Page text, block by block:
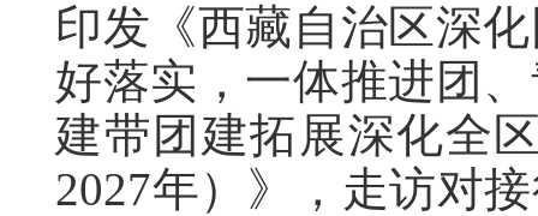
印发《西藏自治区深
好落实，一体推进团
建带团建拓展深化全
2027年）》，走访对